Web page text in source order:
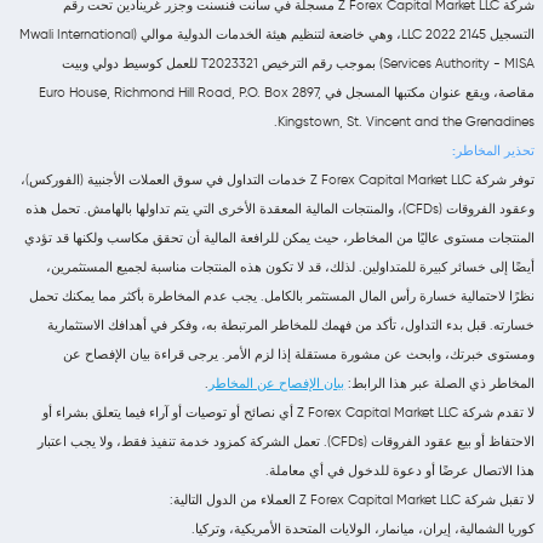
شركة Z Forex Capital Market LLC مسجلة في سانت فنسنت وجزر غرينادين تحت رقم
التسجيل 2145 LLC 2022، وهي خاضعة لتنظيم هيئة الخدمات الدولية موالي (Mwali International
Services Authority - MISA) بموجب رقم الترخيص T2023321 للعمل كوسيط دولي وبيت
مقاصة، ويقع عنوان مكتبها المسجل في Euro House, Richmond Hill Road, P.O. Box 2897,
Kingstown, St. Vincent and the Grenadines.
تحذير المخاطر:
توفر شركة Z Forex Capital Market LLC خدمات التداول في سوق العملات الأجنبية (الفوركس)،
وعقود الفروقات (CFDs)، والمنتجات المالية المعقدة الأخرى التي يتم تداولها بالهامش. تحمل هذه
المنتجات مستوى عاليًا من المخاطر، حيث يمكن للرافعة المالية أن تحقق مكاسب ولكنها قد تؤدي
أيضًا إلى خسائر كبيرة للمتداولين. لذلك، قد لا تكون هذه المنتجات مناسبة لجميع المستثمرين،
نظرًا لاحتمالية خسارة رأس المال المستثمر بالكامل. يجب عدم المخاطرة بأكثر مما يمكنك تحمل
خسارته. قبل بدء التداول، تأكد من فهمك للمخاطر المرتبطة به، وفكر في أهدافك الاستثمارية
ومستوى خبرتك، وابحث عن مشورة مستقلة إذا لزم الأمر. يرجى قراءة بيان الإفصاح عن
المخاطر ذي الصلة عبر هذا الرابط: بيان الإفصاح عن المخاطر .
لا تقدم شركة Z Forex Capital Market LLC أي نصائح أو توصيات أو آراء فيما يتعلق بشراء أو
الاحتفاظ أو بيع عقود الفروقات (CFDs). تعمل الشركة كمزود خدمة تنفيذ فقط، ولا يجب اعتبار
هذا الاتصال عرضًا أو دعوة للدخول في أي معاملة.
لا تقبل شركة Z Forex Capital Market LLC العملاء من الدول التالية:
كوريا الشمالية، إيران، ميانمار، الولايات المتحدة الأمريكية، وتركيا.